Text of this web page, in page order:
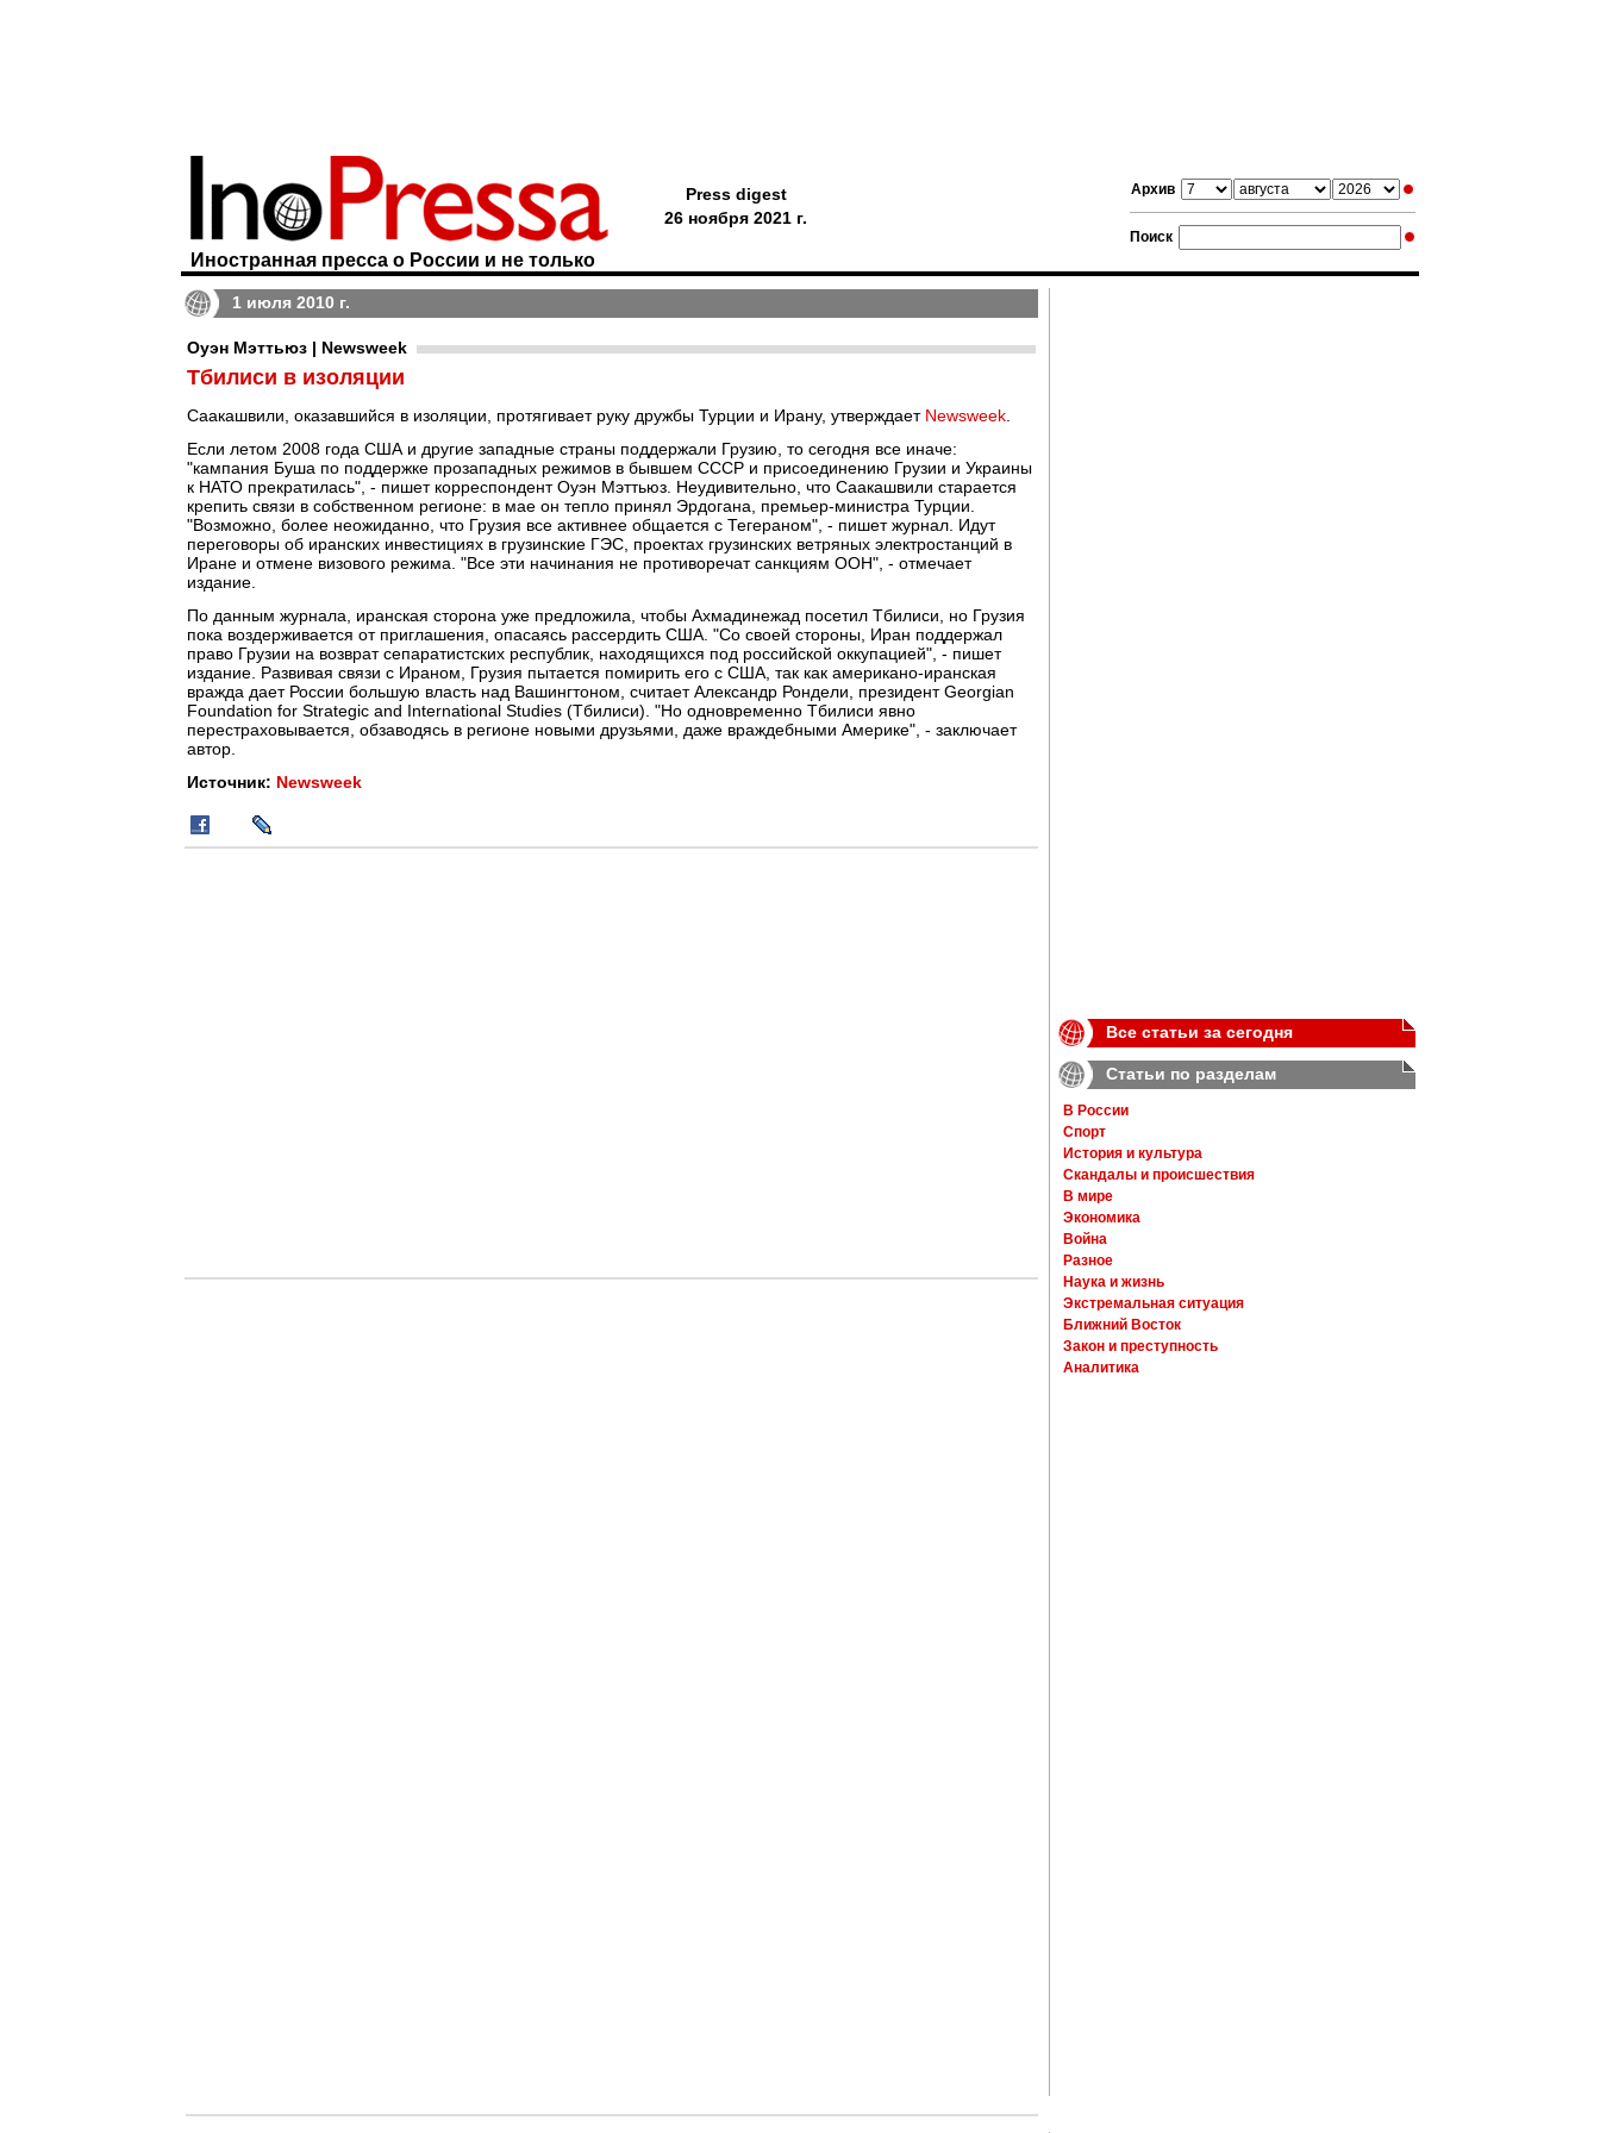
Архив
Поиск
Иностранная пресса о России и не только
Press digest
26 ноября 2021 г.
1 июля 2010 г.
Оуэн Мэттьюз | Newsweek
Тбилиси в изоляции
Саакашвили, оказавшийся в изоляции, протягивает руку дружбы Турции и Ирану, утверждает Newsweek
Если летом 2008 года США и другие западные страны поддержали Грузию, то сегодня все иначе:
"кампания Буша по поддержке прозападных режимов в бывшем СССР и присоединению Грузии и Украины
к НАТО прекратилась", - пишет корреспондент Оуэн Мэттьюз. Неудивительно, что Саакашвили старается
крепить связи в собственном регионе: в мае он тепло принял Эрдогана, премьер-министра Турции.
"Возможно, более неожиданно, что Грузия все активнее общается с Тегераном", - пишет журнал. Идут
переговоры об иранских инвестициях в грузинские ГЭС, проектах грузинских ветряных электростанций в
Иране и отмене визового режима. "Все эти начинания не противоречат санкциям ООН", - отмечает
издание.
По данным журнала, иранская сторона уже предложила, чтобы Ахмадинежад посетил Тбилиси, но Грузия
пока воздерживается от приглашения, опасаясь рассердить США. "Со своей стороны, Иран поддержал
право Грузии на возврат сепаратистских республик, находящихся под российской оккупацией", - пишет
издание. Развивая связи с Ираном, Грузия пытается помирить его с США, так как американо-иранская
вражда дает России большую власть над Вашингтоном, считает Александр Рондели, президент Georgian
Foundation for Strategic and International Studies (Тбилиси). "Но одновременно Тбилиси явно
перестраховывается, обзаводясь в регионе новыми друзьями, даже враждебными Америке", - заключает
автор.
Источник: Newsweek
Все статьи за сегодня
Статьи по разделам
В России
Спорт
История и культура
Скандалы и происшествия
В мире
Экономика
Война
Разное
Наука и жизнь
Экстремальная ситуация
Ближний Восток
Закон и преступность
Аналитика